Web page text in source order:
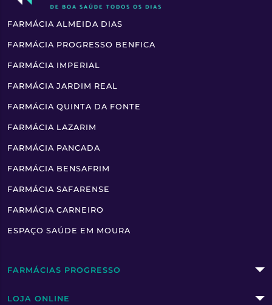
FARMÁCIA ALMEIDA DIAS
FARMÁCIA PROGRESSO BENFICA
FARMÁCIA IMPERIAL
FARMÁCIA JARDIM REAL
FARMÁCIA QUINTA DA FONTE
FARMÁCIA LAZARIM
FARMÁCIA PANCADA
FARMÁCIA BENSAFRIM
FARMÁCIA SAFARENSE
FARMÁCIA CARNEIRO
ESPAÇO SAÚDE EM MOURA
FARMÁCIAS PROGRESSO
LOJA ONLINE